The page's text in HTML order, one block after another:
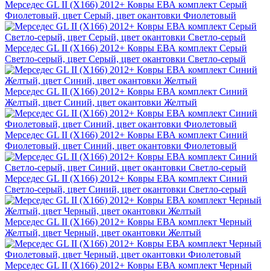
Мерседес GL II (X166) 2012+ Ковры ЕВА комплект Серый
Фиолетовый, цвет Серый, цвет окантовки Фиолетовый
Мерседес GL II (X166) 2012+ Ковры ЕВА комплект Серый
Светло-серый, цвет Серый, цвет окантовки Светло-серый
Мерседес GL II (X166) 2012+ Ковры ЕВА комплект Синий
Желтый, цвет Синий, цвет окантовки Желтый
Мерседес GL II (X166) 2012+ Ковры ЕВА комплект Синий
Фиолетовый, цвет Синий, цвет окантовки Фиолетовый
Мерседес GL II (X166) 2012+ Ковры ЕВА комплект Синий
Светло-серый, цвет Синий, цвет окантовки Светло-серый
Мерседес GL II (X166) 2012+ Ковры ЕВА комплект Черный
Желтый, цвет Черный, цвет окантовки Желтый
Мерседес GL II (X166) 2012+ Ковры ЕВА комплект Черный